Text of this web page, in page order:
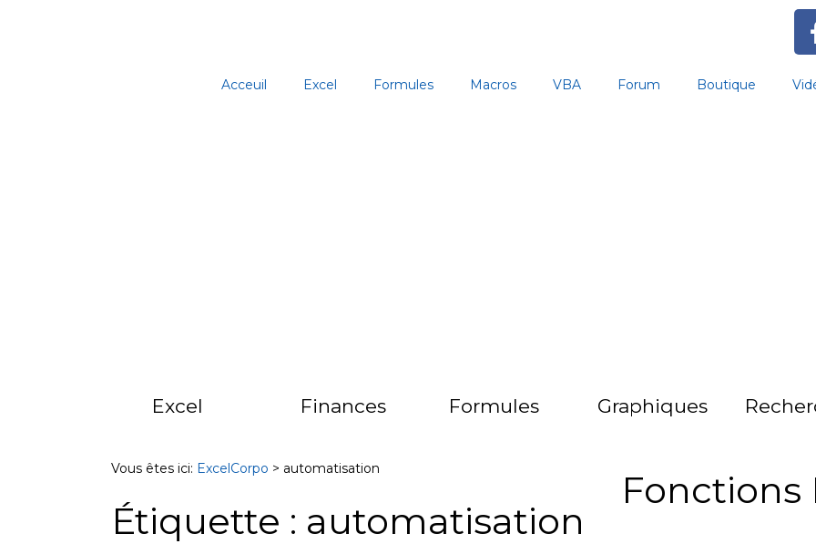
Acceuil Excel Formules Macros VBA Forum Boutique
Excel Finances Formules Graphiques
Vous êtes ici: ExcelCorpo > automatisation
Étiquette : automatisation
Fonctions